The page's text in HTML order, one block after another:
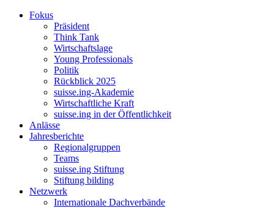
Fokus
Präsident
Think Tank
Wirtschaftslage
Young Professionals
Politik
Rückblick 2025
suisse.ing-Akademie
Wirtschaftliche Kraft
suisse.ing in der Öffentlichkeit
Anlässe
Jahresberichte
Regionalgruppen
Teams
suisse.ing Stiftung
Stiftung bilding
Netzwerk
Internationale Dachverbände